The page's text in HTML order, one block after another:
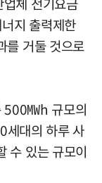
지 출력제한
를 거둘 것으로
㎿h 규모의
세대의 하루 사
수 있는 규모이